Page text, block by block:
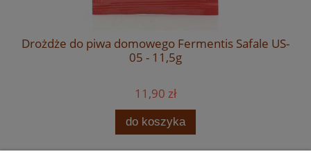
Drożdże do piwa domowego Fermentis Safale US-
05 - 11,5g
11,90 zł
do koszyka